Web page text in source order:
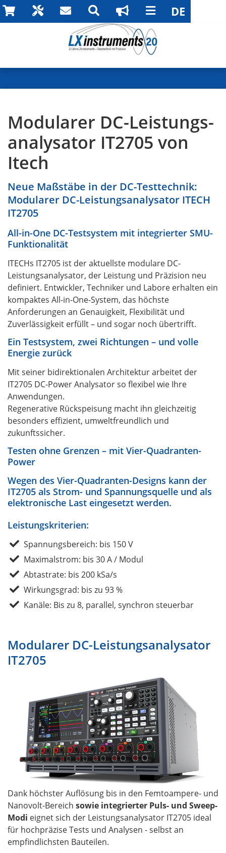
Modularer DC-Leistungs-
analysator IT2705 von
Itech
Neue Maßstäbe in der DC-Testtechnik:
Modularer DC-Leistungsanalysator ITECH
IT2705
All-in-One DC-Testsystem mit integrierter SMU-
Funktionalität
ITECHs IT2705 ist der aktuellste modulare DC-
Leistungsanalysator, der Leistung und Präzision neu
definiert. Entwickler, Techniker und Labore erhalten ein
kompaktes All-in-One-System, das höchste
Anforderungen an Genauigkeit, Flexibilität und
Zuverlässigkeit erfüllt – und sogar noch übertrifft.
Ein Testsystem, zwei Richtungen – und volle
Energie zurück
Mit seiner bidirektionalen Architektur arbeitet der
IT2705 DC-Power Analysator so flexibel wie Ihre
Anwendungen.
Regenerative Rückspeisung macht ihn gleichzeitig
besonders effizient, umweltfreundlich und
zukunftssicher.
Testen ohne Grenzen – mit Vier-Quadranten-
Power
Wegen des Vier-Quadranten-Designs kann der
IT2705 als Strom- und Spannungsquelle und als
elektronische Last eingesetzt werden.
Leistungskriterien:
Spannungsbereich: bis 150 V
Maximalstrom: bis 30 A / Modul
Abtastrate: bis 200 kSa/s
Wirkungsgrad: bis zu 93 %
Kanäle: Bis zu 8, parallel, synchron steuerbar
Modularer DC-Leistungsanalysator
IT2705
Dank höchster Auflösung bis in den Femtoampere- und
Nanovolt-Bereich sowie integrierter Puls- und Sweep-
Modi eignet sich der Leistungsanalysator IT2705 ideal
für hochpräzise Tests und Analysen - selbst an
empfindlichsten Bauteilen.